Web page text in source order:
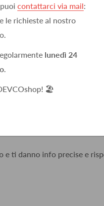
contattarci via mail:
le richieste al nostro
lunedì 24
.
🏖️
sono eccezionali
ti danno info precise e